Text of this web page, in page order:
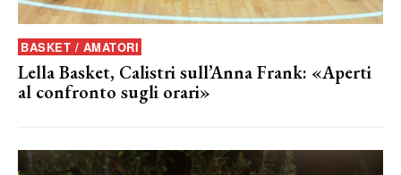
BASKET / AMATORI
Lella Basket, Calistri sull’Anna Frank: «Aperti
al confronto sugli orari»